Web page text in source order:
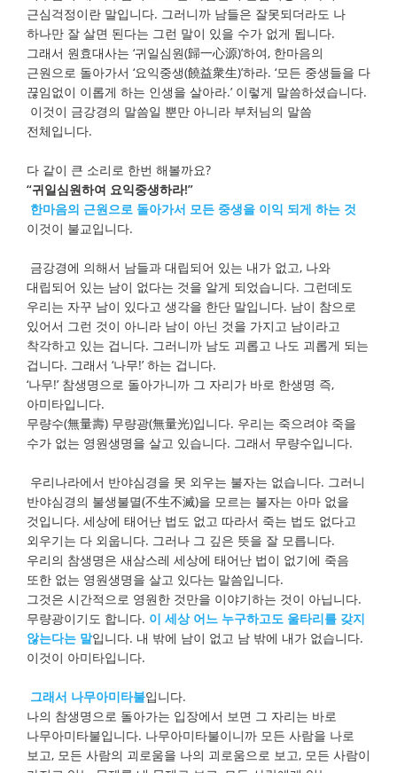
근심걱정이란 말입니다. 그러니까 남들은 잘못되더라도 나
하나만 잘 살면 된다는 그런 말이 있을 수가 없게 됩니다.
그래서 원효대사는 ‘귀일심원(歸一心源)’하여, 한마음의
근원으로 돌아가서 ‘요익중생(饒益衆生)’하라. ‘모든 중생들을 다
끊임없이 이롭게 하는 인생을 살아라.’ 이렇게 말씀하셨습니다.
이것이 금강경의 말씀일 뿐만 아니라 부처님의 말씀
전체입니다.
다 같이 큰 소리로 한번 해볼까요?
“귀일심원하여 요익중생하라!”
한마음의 근원으로 돌아가서 모든 중생을 이익 되게 하는 것
이것이 불교입니다.
금강경에 의해서 남들과 대립되어 있는 내가 없고, 나와
대립되어 있는 남이 없다는 것을 알게 되었습니다. 그런데도
우리는 자꾸 남이 있다고 생각을 한단 말입니다. 남이 참으로
있어서 그런 것이 아니라 남이 아닌 것을 가지고 남이라고
착각하고 있는 겁니다. 그러니까 남도 괴롭고 나도 괴롭게 되는
겁니다. 그래서 ‘나무!’ 하는 겁니다.
‘나무!’ 참생명으로 돌아가니까 그 자리가 바로 한생명 즉,
아미타입니다.
무량수(無量壽) 무량광(無量光)입니다. 우리는 죽으려야 죽을
수가 없는 영원생명을 살고 있습니다. 그래서 무량수입니다.
우리나라에서 반야심경을 못 외우는 불자는 없습니다. 그러니
반야심경의 불생불멸(不生不滅)을 모르는 불자는 아마 없을
것입니다. 세상에 태어난 법도 없고 따라서 죽는 법도 없다고
외우기는 다 외웁니다. 그러나 그 깊은 뜻을 잘 모릅니다.
우리의 참생명은 새삼스레 세상에 태어난 법이 없기에 죽음
또한 없는 영원생명을 살고 있다는 말씀입니다.
그것은 시간적으로 영원한 것만을 이야기하는 것이 아닙니다.
무량광이기도 합니다. 이 세상 어느 누구하고도 울타리를 갖지
않는다는 말입니다. 내 밖에 남이 없고 남 밖에 내가 없습니다.
이것이 아미타입니다.
그래서 나무아미타불입니다.
나의 참생명으로 돌아가는 입장에서 보면 그 자리는 바로
나무아미타불입니다. 나무아미타불이니까 모든 사람을 나로
보고, 모든 사람의 괴로움을 나의 괴로움으로 보고, 모든 사람이